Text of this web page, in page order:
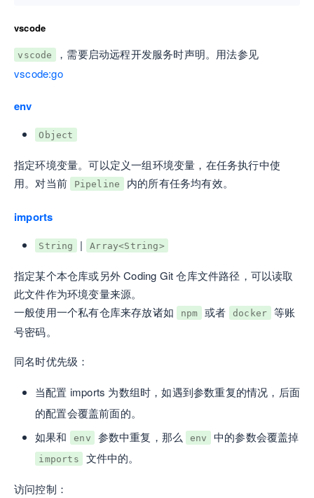
vscode
vscode
，需要启动远程开发服务时声明。用法参见
vscode:go
env
Object
指定环境变量。可以定义一组环境变量，在任务执行中使
用。对当前 Pipeline 内的所有任务均有效。
imports
String | Array<String>
指定某个本仓库或另外 Coding Git 仓库文件路径，可以读取
此文件作为环境变量来源。
一般使用一个私有仓库来存放诸如 npm 或者 docker 等账
号密码。
同名时优先级：
当配置 imports 为数组时，如遇到参数重复的情况，后面
的配置会覆盖前面的。
如果和
env 参数中重复，那么 env 中的参数会覆盖掉
imports 文件中的。
访问控制：